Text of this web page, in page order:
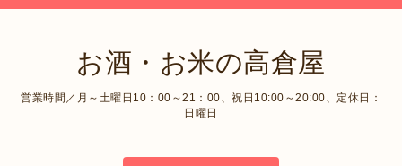
お酒・お米の高倉屋
営業時間／月～土曜日10：00～21：00、祝日10:00～20:00、定休日：
日曜日